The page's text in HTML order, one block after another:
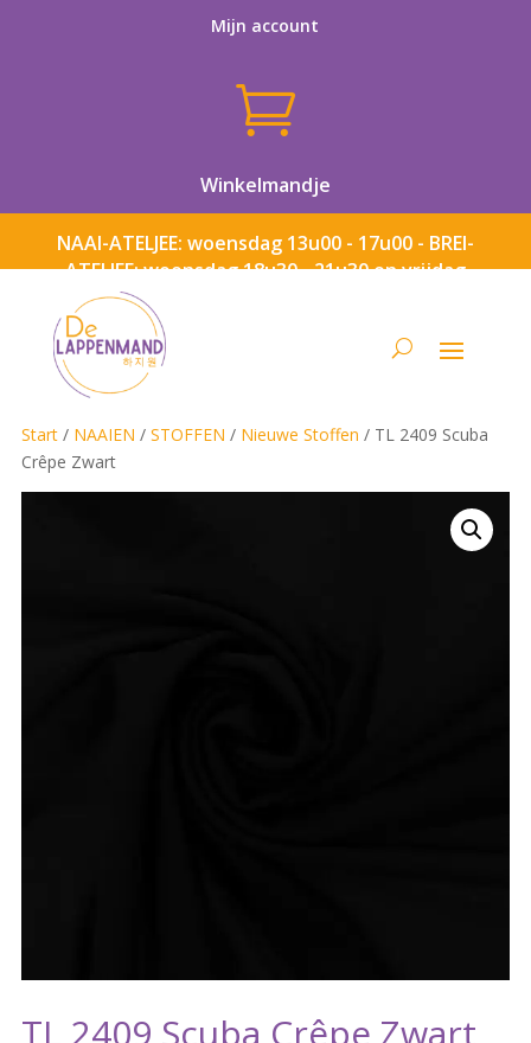
Mijn account

Winkelmandje
NAAI-ATELJEE: woensdag 13u00 - 17u00 - BREI-
ATELJEE: woensdag 18u30 - 21u30 en vrijdag
Start/ NAAIEN / STOFFEN / Nieuwe Stoffen / TL 2409 Scuba
Crêpe Zwart
TL 2409 Scuba Crêpe Zwart